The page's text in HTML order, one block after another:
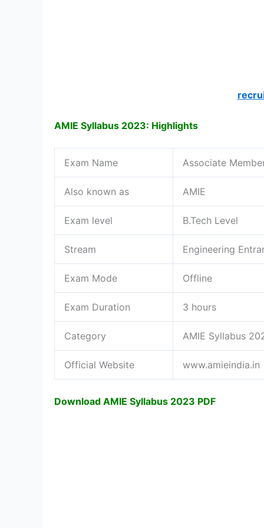
AMIE Syllabus 2023: Highlights
Exam Name Associate
Also known as AMIE
Exam level B.Tech Level
Stream Engineering
Exam Mode Offline
Exam Duration 3 hours
Category AMIE Syllabus
Official Website www.amieindia.in
Download AMIE Syllabus 2023 PDF